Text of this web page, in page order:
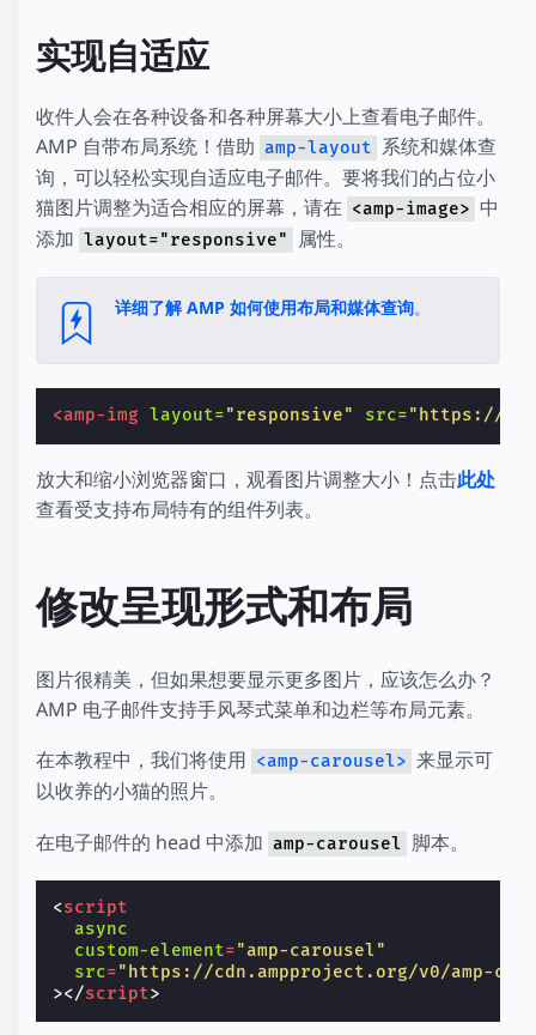
实现自适应
收件人会在各种设备和各种屏幕大小上查看电子邮件。
AMP 自带布局系统！借助 amp-layout 系统和媒体查
询，可以轻松实现自适应电子邮件。要将我们的占位小
猫图片调整为适合相应的屏幕，请在 <amp-image> 中
添加 layout="responsive" 属性。
详细了解 AMP 如何使用布局和媒体查询。
<amp-img layout="responsive" src="https://
放大和缩小浏览器窗口，观看图片调整大小！点击此处
查看受支持布局特有的组件列表。
修改呈现形式和布局
图片很精美，但如果想要显示更多图片，应该怎么办？
AMP 电子邮件支持手风琴式菜单和边栏等布局元素。
在本教程中，我们将使用 <amp-carousel> 来显示可
以收养的小猫的照片。
在电子邮件的 head 中添加 amp-carousel 脚本。
<script
async
custom-element="amp-carousel"
src="https://cdn.ampproject.org/v0/amp-
></script>